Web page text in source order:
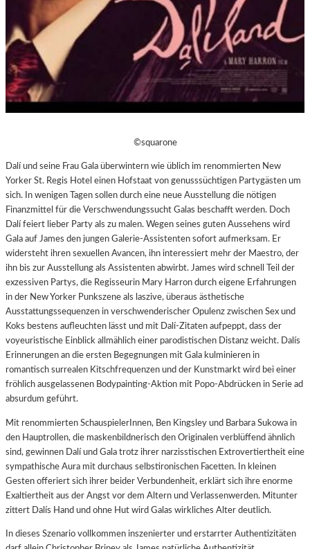
©squarone
Dalí und seine Frau Gala überwintern wie üblich im renommierten New
Yorker St. Regis Hotel einen Hofstaat von genusssüchtigen Partygästen um
sich. In wenigen Tagen sollen durch eine neue Ausstellung die nötigen
Finanzmittel für die Verschwendungssucht Galas beschafft werden. Doch
Dalí feiert lieber Party als zu malen. Wegen seines guten Aussehens wird
Gala auf James den jungen Galerie-Assistenten sofort aufmerksam. Er
widersteht ihren sexuellen Avancen, ihn interessiert mehr der Maestro, der
ihn bis zur Ausstellung als Assistenten abwirbt. James wird schnell Teil der
exzessiven Partys, die Regisseurin Mary Harron durch eigene Erfahrungen
in der New Yorker Punkszene als laszive, überaus ästhetische
Ausstattungssequenzen in verschwenderischer Opulenz zwischen Sex und
Koks bestens aufleuchten lässt und mit Dalí-Zitaten aufpeppt, dass der
voyeuristische Einblick allmählich einer parodistischen Distanz weicht. Dalís
Erinnerungen an die ersten Begegnungen mit Gala kulminieren in
romantisch surrealen Kitschfrequenzen und der Kunstmarkt wird bei einer
fröhlich ausgelassenen Bodypainting-Aktion mit Popo-Abdrücken in Serie ad
absurdum geführt.
Mit renommierten SchauspielerInnen, Ben Kingsley und Barbara Sukowa in
den Hauptrollen, die maskenbildnerisch den Originalen verblüffend ähnlich
sind, gewinnen Dalí und Gala trotz ihrer narzisstischen Extrovertiertheit eine
sympathische Aura mit durchaus selbstironischen Facetten. In kleinen
Gesten offeriert sich ihrer beider Verbundenheit, erklärt sich ihre enorme
Exaltiertheit aus der Angst vor dem Altern und Verlassenwerden. Mitunter
zittert Dalís Hand und ohne Hut wird Galas wirkliches Alter deutlich.
In dieses Szenario vollkommen inszenierter und erstarrter Authentizitäten